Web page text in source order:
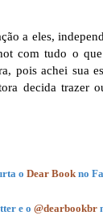
a eles,
com tudo o
pois achei sua
decida trazer
oDear Book no
e o@dearbookbr